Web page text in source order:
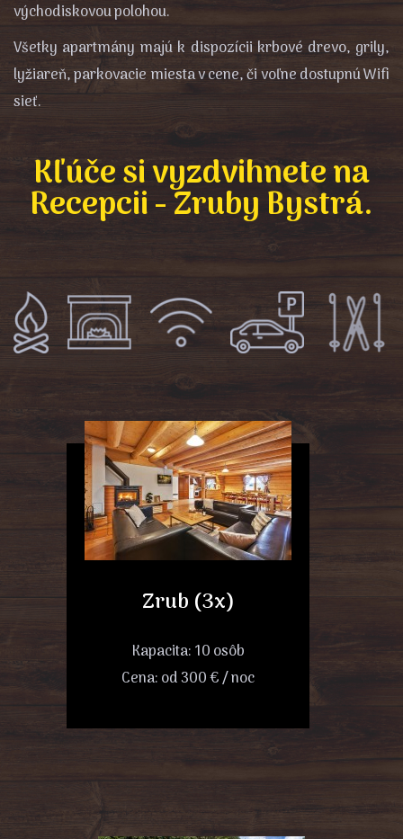
východiskovou polohou.
Všetky apartmány majú k dispozícii krbové drevo, grily,
lyžiareň, parkovacie miesta v cene, či voľne dostupnú Wifi
sieť.
Kľúče si vyzdvihnete na
Recepcii - Zruby Bystrá.
Zrub (3x)
Kapacita: 10 osôb
Cena: od 300 € / noc